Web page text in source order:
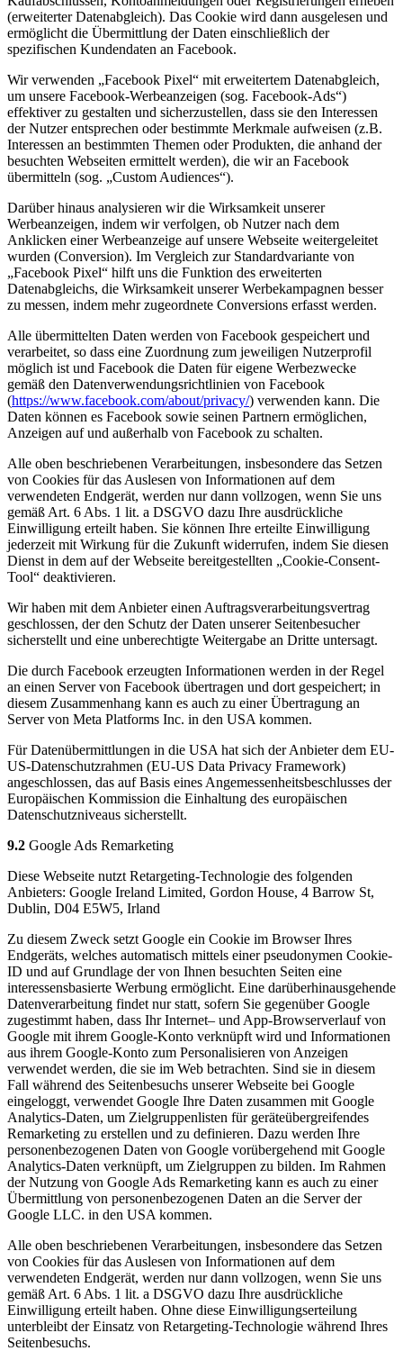
(erweiterter Datenabgleich). Das Cookie wird dann ausgelesen und
ermöglicht die Übermittlung der Daten einschließlich der
spezifischen Kundendaten an Facebook.
Wir verwenden „Facebook Pixel“ mit erweitertem Datenabgleich,
um unsere Facebook-Werbeanzeigen (sog. Facebook-Ads“)
effektiver zu gestalten und sicherzustellen, dass sie den Interessen
der Nutzer entsprechen oder bestimmte Merkmale aufweisen (z.B.
Interessen an bestimmten Themen oder Produkten, die anhand der
besuchten Webseiten ermittelt werden), die wir an Facebook
übermitteln (sog. „Custom Audiences“).
Darüber hinaus analysieren wir die Wirksamkeit unserer
Werbeanzeigen, indem wir verfolgen, ob Nutzer nach dem
Anklicken einer Werbeanzeige auf unsere Webseite weitergeleitet
wurden (Conversion). Im Vergleich zur Standardvariante von
„Facebook Pixel“ hilft uns die Funktion des erweiterten
Datenabgleichs, die Wirksamkeit unserer Werbekampagnen besser
zu messen, indem mehr zugeordnete Conversions erfasst werden.
Alle übermittelten Daten werden von Facebook gespeichert und
verarbeitet, so dass eine Zuordnung zum jeweiligen Nutzerprofil
möglich ist und Facebook die Daten für eigene Werbezwecke
gemäß den Datenverwendungsrichtlinien von Facebook
(https://www.facebook.com/about/privacy/) verwenden kann. Die
Daten können es Facebook sowie seinen Partnern ermöglichen,
Anzeigen auf und außerhalb von Facebook zu schalten.
Alle oben beschriebenen Verarbeitungen, insbesondere das Setzen
von Cookies für das Auslesen von Informationen auf dem
verwendeten Endgerät, werden nur dann vollzogen, wenn Sie uns
gemäß Art. 6 Abs. 1 lit. a DSGVO dazu Ihre ausdrückliche
Einwilligung erteilt haben. Sie können Ihre erteilte Einwilligung
jederzeit mit Wirkung für die Zukunft widerrufen, indem Sie diesen
Dienst in dem auf der Webseite bereitgestellten „Cookie-Consent-
Tool“ deaktivieren.
Wir haben mit dem Anbieter einen Auftragsverarbeitungsvertrag
geschlossen, der den Schutz der Daten unserer Seitenbesucher
sicherstellt und eine unberechtigte Weitergabe an Dritte untersagt.
Die durch Facebook erzeugten Informationen werden in der Regel
an einen Server von Facebook übertragen und dort gespeichert; in
diesem Zusammenhang kann es auch zu einer Übertragung an
Server von Meta Platforms Inc. in den USA kommen.
Für Datenübermittlungen in die USA hat sich der Anbieter dem EU-
US-Datenschutzrahmen (EU-US Data Privacy Framework)
angeschlossen, das auf Basis eines Angemessenheitsbeschlusses der
Europäischen Kommission die Einhaltung des europäischen
Datenschutzniveaus sicherstellt.
9.2 Google Ads Remarketing
Diese Webseite nutzt Retargeting-Technologie des folgenden
Anbieters: Google Ireland Limited, Gordon House, 4 Barrow St,
Dublin, D04 E5W5, Irland
Zu diesem Zweck setzt Google ein Cookie im Browser Ihres
Endgeräts, welches automatisch mittels einer pseudonymen Cookie-
ID und auf Grundlage der von Ihnen besuchten Seiten eine
interessensbasierte Werbung ermöglicht. Eine darüberhinausgehende
Datenverarbeitung findet nur statt, sofern Sie gegenüber Google
zugestimmt haben, dass Ihr Internet– und App-Browserverlauf von
Google mit ihrem Google-Konto verknüpft wird und Informationen
aus ihrem Google-Konto zum Personalisieren von Anzeigen
verwendet werden, die sie im Web betrachten. Sind sie in diesem
Fall während des Seitenbesuchs unserer Webseite bei Google
eingeloggt, verwendet Google Ihre Daten zusammen mit Google
Analytics-Daten, um Zielgruppenlisten für geräteübergreifendes
Remarketing zu erstellen und zu definieren. Dazu werden Ihre
personenbezogenen Daten von Google vorübergehend mit Google
Analytics-Daten verknüpft, um Zielgruppen zu bilden. Im Rahmen
der Nutzung von Google Ads Remarketing kann es auch zu einer
Übermittlung von personenbezogenen Daten an die Server der
Google LLC. in den USA kommen.
Alle oben beschriebenen Verarbeitungen, insbesondere das Setzen
von Cookies für das Auslesen von Informationen auf dem
verwendeten Endgerät, werden nur dann vollzogen, wenn Sie uns
gemäß Art. 6 Abs. 1 lit. a DSGVO dazu Ihre ausdrückliche
Einwilligung erteilt haben. Ohne diese Einwilligungserteilung
unterbleibt der Einsatz von Retargeting-Technologie während Ihres
Seitenbesuchs.